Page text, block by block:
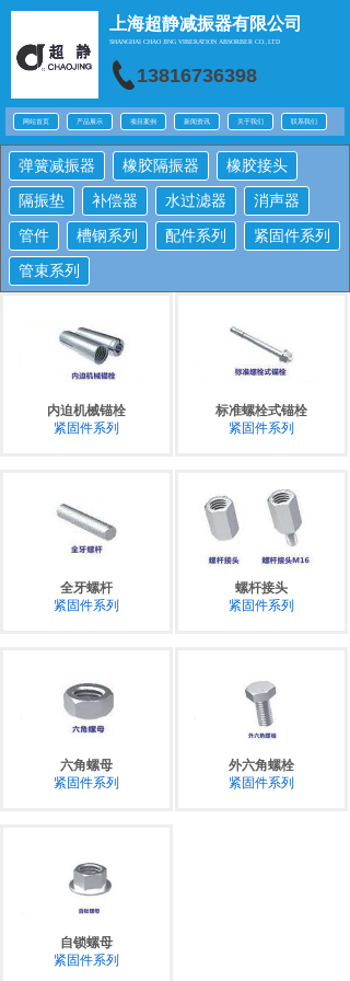
13816736398
上海超静减振器有限公司
SHANGHAI CHAO JING VIBERATION ABSORBER CO.,LTD
网站首页 产品展示 项目案例 新闻资讯 关于我们 联系我们
弹簧减振器 橡胶隔振器
橡胶接头
隔振垫
补偿器 水过滤器
消声器
管件
槽钢系列 配件系列
紧固件系列
管束系列
内迫机械锚栓
紧固件系列
标准螺栓式锚栓
紧固件系列
全牙螺杆
紧固件系列
螺杆接头
紧固件系列
六角螺母
紧固件系列
外六角螺栓
紧固件系列
自锁螺母
紧固件系列